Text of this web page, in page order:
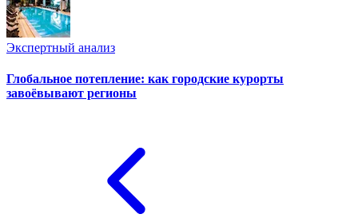
Экспертный анализ
Глобальное потепление: как городские курорты
завоёвывают регионы